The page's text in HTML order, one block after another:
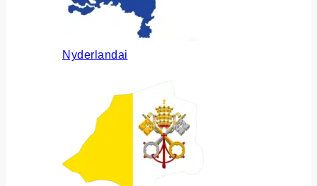
Nyderlandai